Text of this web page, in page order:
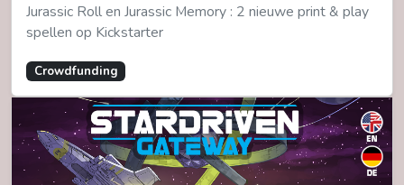
Jurassic Roll en Jurassic Memory : 2 nieuwe print & play
spellen op Kickstarter
Crowdfunding